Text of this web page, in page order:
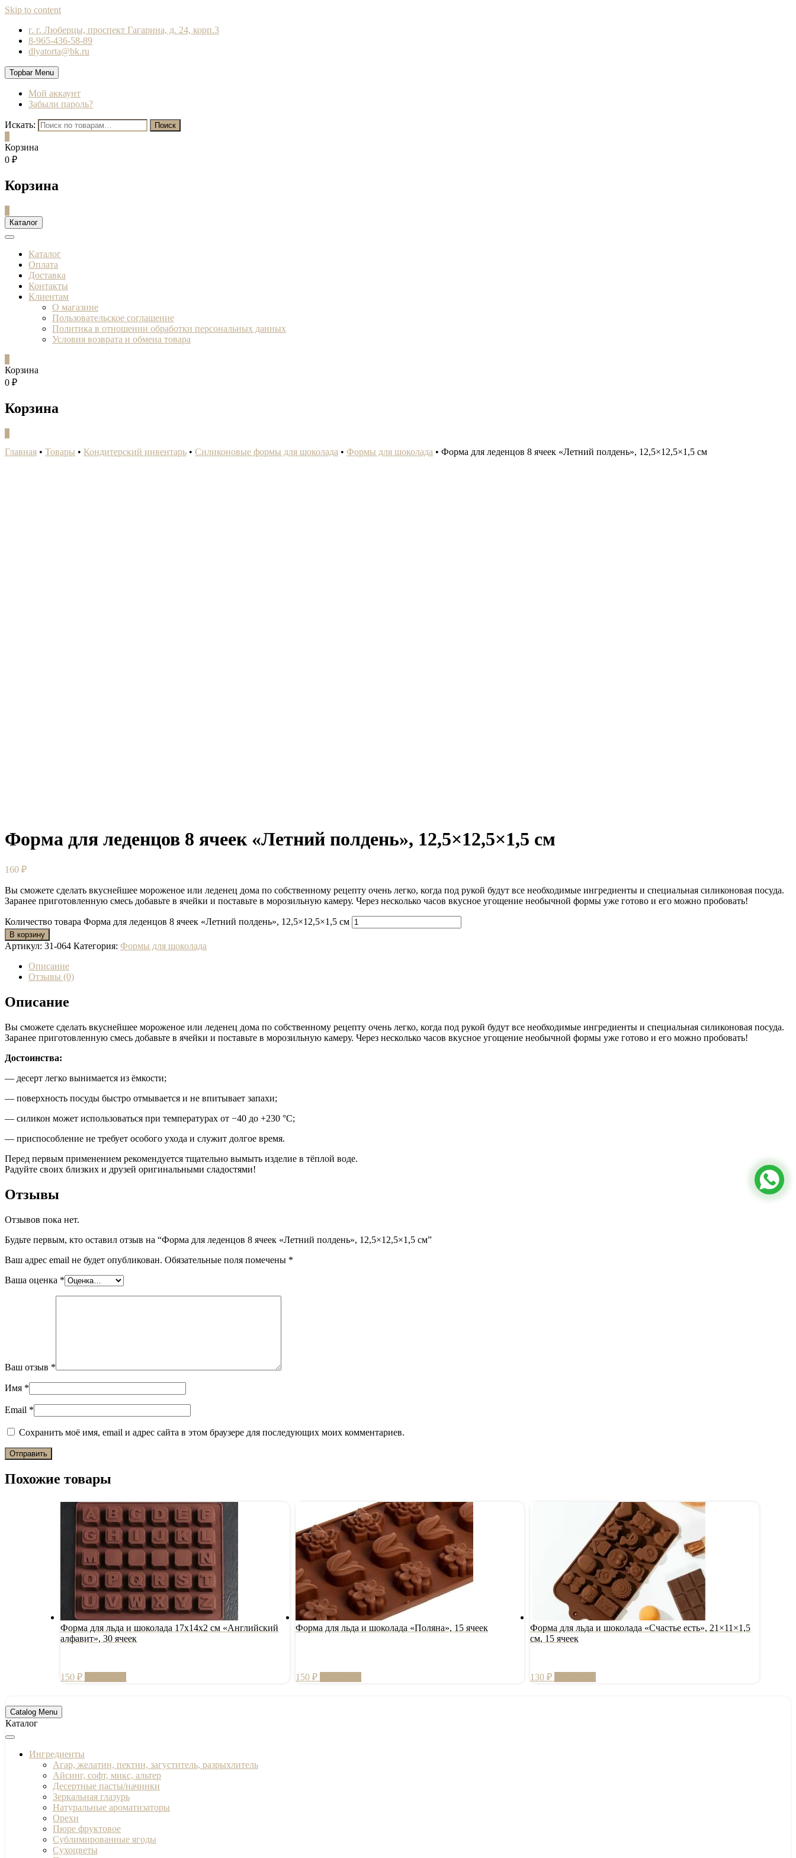
Skip to content
г. г. Люберцы, проспект Гагарина, д. 24, корп.3
8-965-436-58-89
dlyatorta@bk.ru
Topbar Menu
Мой аккаунт
Забыли пароль?
Искать: Поиск
Корзина
0 ₽
Корзина
Каталог
Каталог
Оплата
Доставка
Контакты
Клиентам
О магазине
Пользовательское соглашение
Политика в отношении обработки персональных данных
Условия возврата и обмена товара
Корзина
0 ₽
Корзина
Главная • Товары • Кондитерский инвентарь • Силиконовые формы для шоколада • Формы для шоколада • Форма для леденцов 8 ячеек «Летний полдень», 12,5×12,5×1,5 см
Форма для леденцов 8 ячеек «Летний полдень», 12,5×12,5×1,5 см
160 ₽
Вы сможете сделать вкуснейшее мороженое или леденец дома по собственному рецепту очень легко, когда под рукой будут все необходимые ингредиенты и специальная силиконовая посуда.
Заранее приготовленную смесь добавьте в ячейки и поставьте в морозильную камеру. Через несколько часов вкусное угощение необычной формы уже готово и его можно пробовать!
Количество товара Форма для леденцов 8 ячеек «Летний полдень», 12,5×12,5×1,5 см
В корзину
Артикул: 31-064 Категория: Формы для шоколада
Описание
Отзывы (0)
Описание
Вы сможете сделать вкуснейшее мороженое или леденец дома по собственному рецепту очень легко, когда под рукой будут все необходимые ингредиенты и специальная силиконовая посуда.
Заранее приготовленную смесь добавьте в ячейки и поставьте в морозильную камеру. Через несколько часов вкусное угощение необычной формы уже готово и его можно пробовать!
Достоинства:
— десерт легко вынимается из ёмкости;
— поверхность посуды быстро отмывается и не впитывает запахи;
— силикон может использоваться при температурах от −40 до +230 °C;
— приспособление не требует особого ухода и служит долгое время.
Перед первым применением рекомендуется тщательно вымыть изделие в тёплой воде.
Радуйте своих близких и друзей оригинальными сладостями!
Отзывы
Отзывов пока нет.
Будьте первым, кто оставил отзыв на “Форма для леденцов 8 ячеек «Летний полдень», 12,5×12,5×1,5 см”
Ваш адрес email не будет опубликован. Обязательные поля помечены *
Ваша оценка *
Ваш отзыв *
Имя *
Email *
Сохранить моё имя, email и адрес сайта в этом браузере для последующих моих комментариев.
Похожие товары
Форма для льда и шоколада 17х14х2 см «Английский
алфавит», 30 ячеек
150₽
Форма для льда и шоколада «Поляна», 15 ячеек
150 ₽
Форма для льда и шоколада «Счастье есть», 21×11×1,5
см, 15 ячеек
130₽
Catalog Menu
Каталог
Ингредиенты
Агар, желатин, пектин, загуститель, разрыхлитель
Айсинг, софт, микс, альтер
Десертные пасты/начинки
Зеркальная глазурь
Натуральные ароматизаторы
Орехи
Пюре фруктовое
Сублимированные ягоды
Сухоцветы